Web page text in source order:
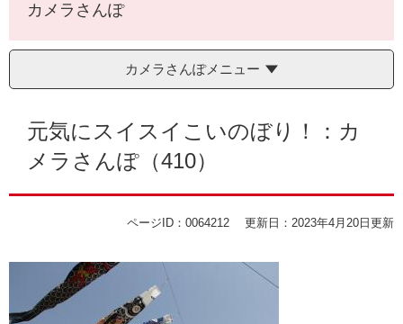
へ
カメラさんぽ
カメラさんぽメニュー
元気にスイスイこいのぼり！：カ
メラさんぽ（410）
ページID：0064212 更新日：2023年4月20日更新